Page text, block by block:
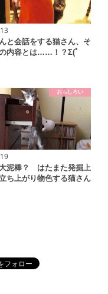
と会話をする猫さん、そ
内容とは……！？Σ(ﾟ
おもしろい
泥棒？ はたまた発掘上
ち上がり物色する猫さん